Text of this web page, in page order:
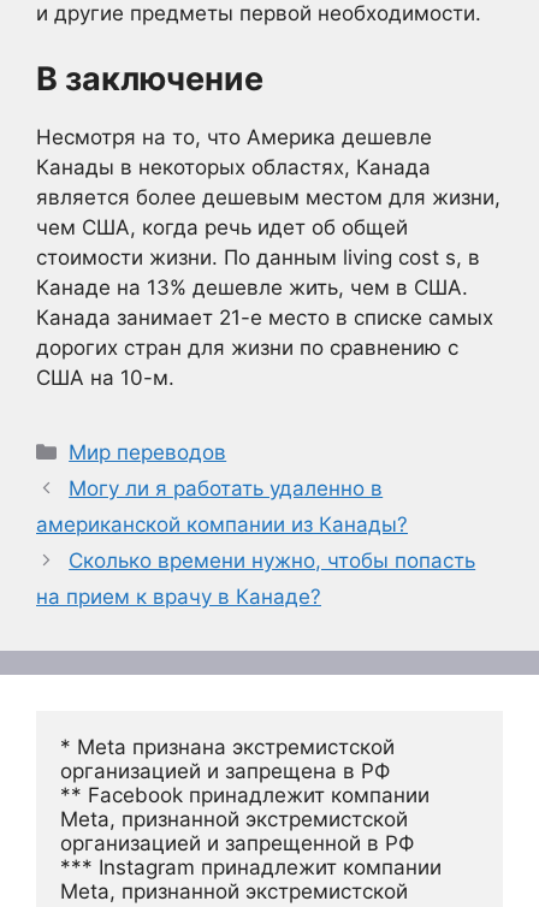
и другие предметы первой необходимости.
В заключение
Несмотря на то, что Америка дешевле
Канады в некоторых областях, Канада
является более дешевым местом для жизни,
чем США, когда речь идет об общей
стоимости жизни. По данным living cost s, в
Канаде на 13% дешевле жить, чем в США.
Канада занимает 21-е место в списке самых
дорогих стран для жизни по сравнению с
США на 10-м.
Рубрики
Мир переводов
Могу ли я работать удаленно в
американской компании из Канады?
Сколько времени нужно, чтобы попасть
на прием к врачу в Канаде?
* Meta признана экстремистской
организацией и запрещена в РФ
** Facebook принадлежит компании
Meta, признанной экстремистской
организацией и запрещенной в РФ
*** Instagram принадлежит компании
Meta, признанной экстремистской